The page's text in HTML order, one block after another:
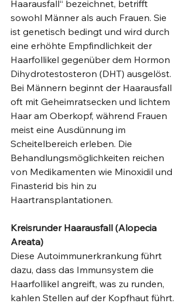
Haarausfall“ bezeichnet, betrifft
sowohl Männer als auch Frauen. Sie
ist genetisch bedingt und wird durch
eine erhöhte Empfindlichkeit der
Haarfollikel gegenüber dem Hormon
Dihydrotestosteron (DHT) ausgelöst.
Bei Männern beginnt der Haarausfall
oft mit Geheimratsecken und lichtem
Haar am Oberkopf, während Frauen
meist eine Ausdünnung im
Scheitelbereich erleben. Die
Behandlungsmöglichkeiten reichen
von Medikamenten wie Minoxidil und
Finasterid bis hin zu
Haartransplantationen.
Kreisrunder Haarausfall (Alopecia
Areata)
Diese Autoimmunerkrankung führt
dazu, dass das Immunsystem die
Haarfollikel angreift, was zu runden,
kahlen Stellen auf der Kopfhaut führt.